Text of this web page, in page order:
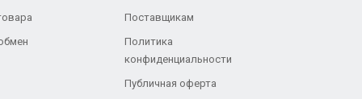
Поставщикам
Политика
конфиденциальности
Публичная оферта